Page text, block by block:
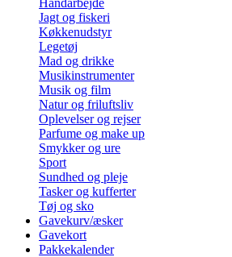
Jagt og fiskeri
Køkkenudstyr
Legetøj
Mad og drikke
Musikinstrumenter
Musik og film
Natur og friluftsliv
Oplevelser og rejser
Parfume og make up
Smykker og ure
Sport
Sundhed og pleje
Tasker og kufferter
Tøj og sko
Gavekurv/æsker
Gavekort
Pakkekalender